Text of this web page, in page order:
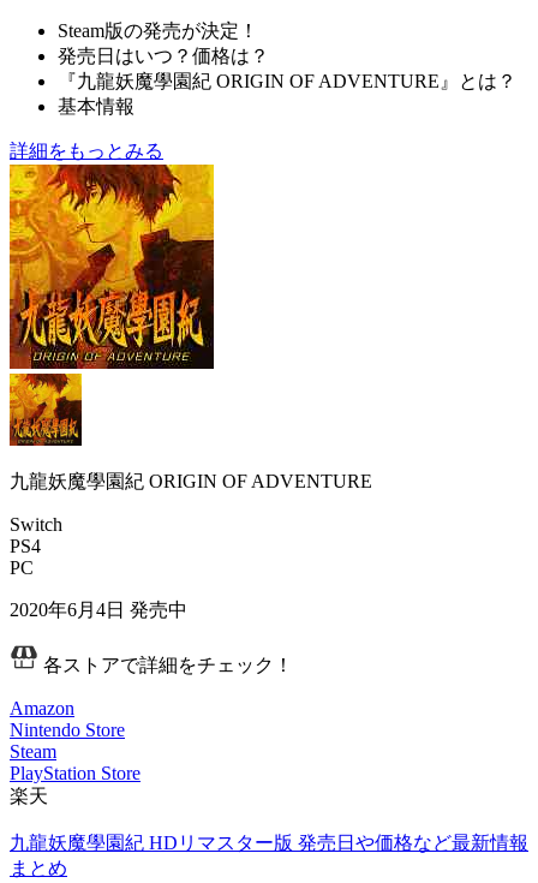
Steam版の発売が決定！
発売日はいつ？価格は？
『九龍妖魔學園紀 ORIGIN OF ADVENTURE』とは？
基本情報
詳細をもっとみる
九龍妖魔學園紀 ORIGIN OF ADVENTURE
Switch
PS4
PC
2020年6月4日 発売中
各ストアで詳細をチェック！
Amazon
Nintendo Store
Steam
PlayStation Store
楽天
九龍妖魔學園紀 HDリマスター版 発売日や価格など最新情報
まとめ